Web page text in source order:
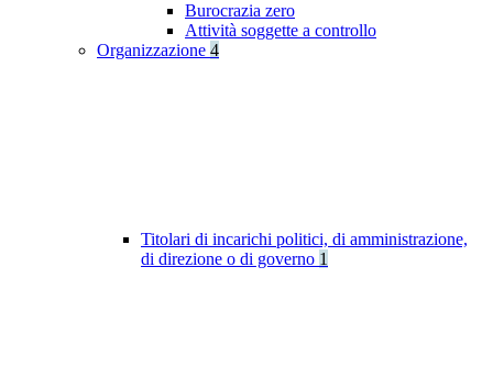
Burocrazia zero
Attività soggette a controllo
Organizzazione 4
Titolari di incarichi politici, di amministrazione,
di direzione o di governo 1